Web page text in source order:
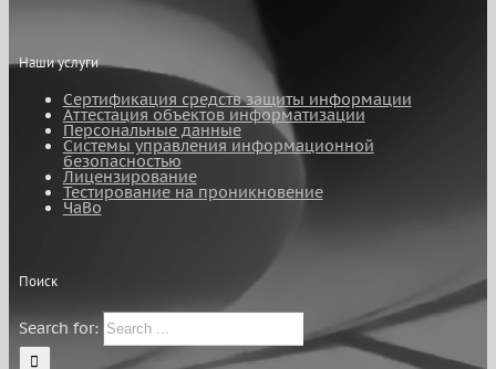
Наши услуги
Сертификация средств защиты информации
Аттестация объектов информатизации
Персональные данные
Системы управления информационной
безопасностью
Лицензирование
Тестирование на проникновение
ЧаВо
Поиск
Search for: